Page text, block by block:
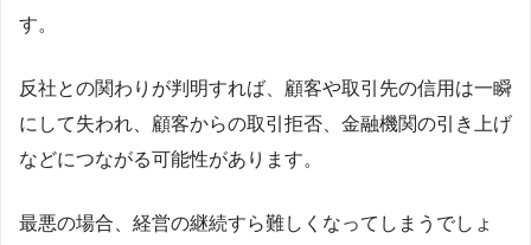
す。
反社との関わりが判明すれば、顧客や取引先の信用は一瞬
にして失われ、顧客からの取引拒否、金融機関の引き上げ
などにつながる可能性があります。
最悪の場合、経営の継続すら難しくなってしまうでしょ